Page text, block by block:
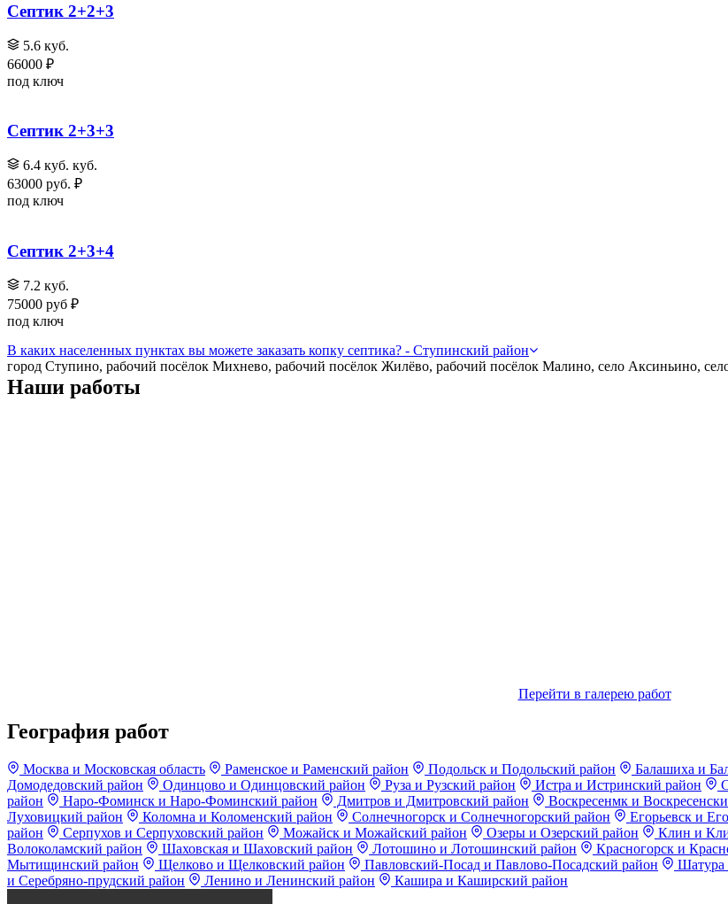
Септик 2+2+3
5.6 куб.
66000 ₽
под ключ
Септик 2+3+3
6.4 куб. куб.
63000 руб. ₽
под ключ
Септик 2+3+4
7.2 куб.
75000 руб ₽
под ключ
В каких населенных пунктах вы можете заказать копку септика? - Ступинский район
город Ступино, рабочий посёлок Михнево, рабочий посёлок Жилёво, рабочий посёлок Малино, село Аксиньино,
Наши работы
Перейти в галерею работ
География работ
Москва и Московская область Раменское и Раменский район Подольск и Подольский район Балашиха и
Домодедовский район
Одинцово и Одинцовский район Руза и Рузский район Истра и Истринский район
район
Наро-Фоминск и Наро-Фоминский район Дмитров и Дмитровский район Воскресенмк и
Луховицкий район
Коломна и Коломенский район Солнечногорск и Солнечногорский район Егорьевск и
район
Серпухов и Серпуховский район Можайск и Можайский район Озеры и Озерский район Клин и
Волоколамский район
Шаховская и Шаховский район Лотошино и Лотошинский район Красногорск и
Мытищинский район
Щелково и Щелковский район Павловский-Посад и Павлово-Посадский район Шатура
и Серебряно-прудский район
Ленино и Ленинский район Кашира и Каширский район